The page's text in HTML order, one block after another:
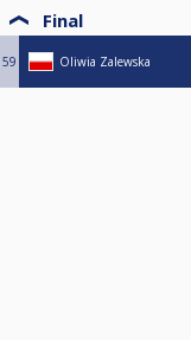
Final
59 Oliwia Zalewska